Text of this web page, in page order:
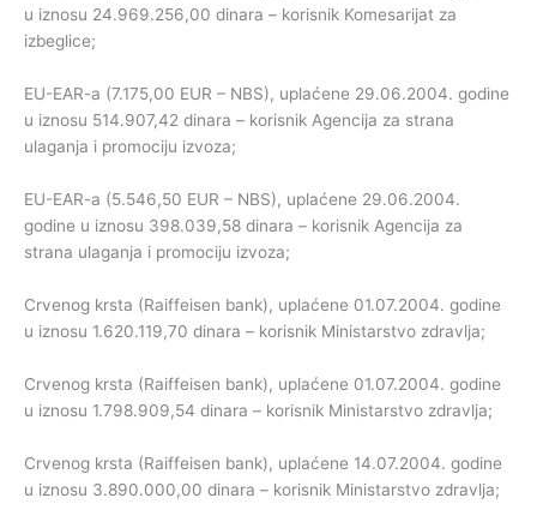
u iznosu 24.969.256,00 dinara – korisnik Komesarijat za
izbeglice;
EU-EAR-a (7.175,00 EUR – NBS), uplaćene 29.06.2004. godine
u iznosu 514.907,42 dinara – korisnik Agencija za strana
ulaganja i promociju izvoza;
EU-EAR-a (5.546,50 EUR – NBS), uplaćene 29.06.2004.
godine u iznosu 398.039,58 dinara – korisnik Agencija za
strana ulaganja i promociju izvoza;
Crvenog krsta (Raiffeisen bank), uplaćene 01.07.2004. godine
u iznosu 1.620.119,70 dinara – korisnik Ministarstvo zdravlja;
Crvenog krsta (Raiffeisen bank), uplaćene 01.07.2004. godine
u iznosu 1.798.909,54 dinara – korisnik Ministarstvo zdravlja;
Crvenog krsta (Raiffeisen bank), uplaćene 14.07.2004. godine
u iznosu 3.890.000,00 dinara – korisnik Ministarstvo zdravlja;